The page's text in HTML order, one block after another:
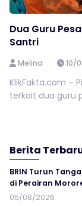
Dua Guru
Santri
Melina 10/
KlikFakta.com –
terkait dua guru
Berita
BRIN Turun
di Perairan
05/08/2026